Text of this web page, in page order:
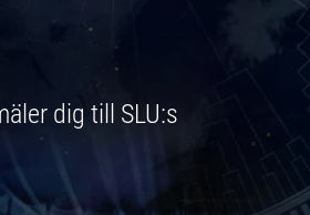
dig till SLU:s